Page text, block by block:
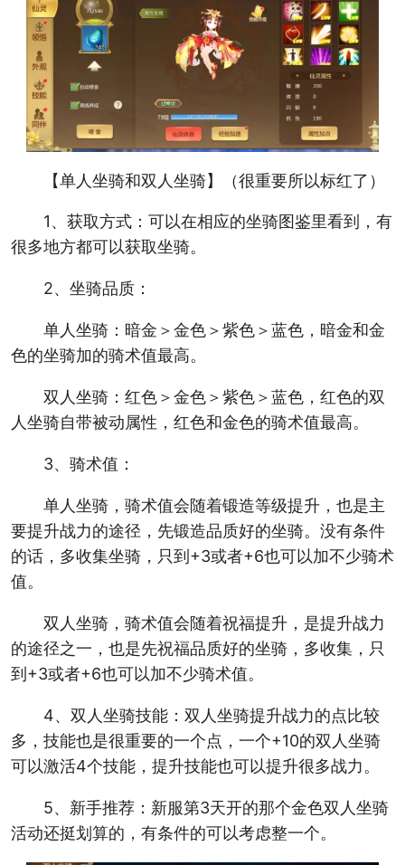
【单人坐骑和双人坐骑】（很重要所以标红了）
1、获取方式：可以在相应的坐骑图鉴里看到，有
很多地方都可以获取坐骑。
2、坐骑品质：
单人坐骑：暗金＞金色＞紫色＞蓝色，暗金和金
色的坐骑加的骑术值最高。
双人坐骑：红色＞金色＞紫色＞蓝色，红色的双
人坐骑自带被动属性，红色和金色的骑术值最高。
3、骑术值：
单人坐骑，骑术值会随着锻造等级提升，也是主
要提升战力的途径，先锻造品质好的坐骑。没有条件
的话，多收集坐骑，只到+3或者+6也可以加不少骑术
值。
双人坐骑，骑术值会随着祝福提升，是提升战力
的途径之一，也是先祝福品质好的坐骑，多收集，只
到+3或者+6也可以加不少骑术值。
4、双人坐骑技能：双人坐骑提升战力的点比较
多，技能也是很重要的一个点，一个+10的双人坐骑
可以激活4个技能，提升技能也可以提升很多战力。
5、新手推荐：新服第3天开的那个金色双人坐骑
活动还挺划算的，有条件的可以考虑整一个。